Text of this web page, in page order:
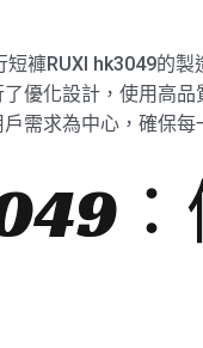
短褲RUXI hk3049的
優化設計，使用高
需求為中心，確保